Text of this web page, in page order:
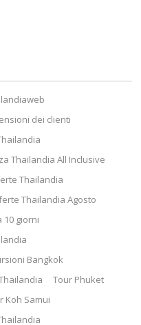
dei clienti
Thailandia All Inclusive
Thailandia
Thailandia Agosto
10 giorni
Bangkok
Tour Phuket
Koh Samui